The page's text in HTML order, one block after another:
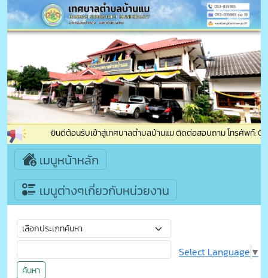
ยินดีต้อนรับเข้าสู่เทศบาลตำบลบ้านแม ติดต่อสอบถาม โทรศัพท์:
เมนูหน้าหลัก
เมนูต่างๆเกี่ยวกับหน่วยงาน
ค้นหา
Select Language ▼